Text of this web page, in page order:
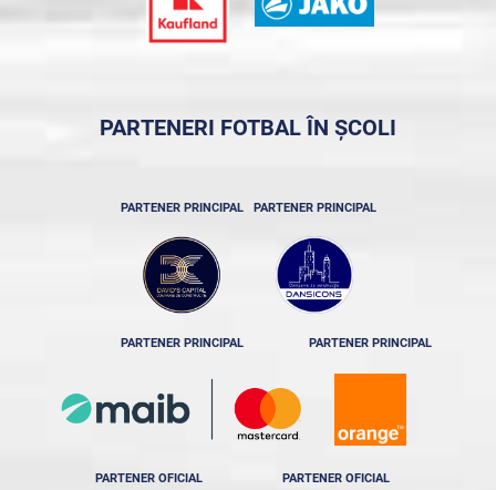
PARTENERI FOTBAL ÎN ȘCOLI
PARTENER PRINCIPAL PARTENER PRINCIPAL
PARTENER PRINCIPAL PARTENER PRINCIPAL
PARTENER OFICIAL PARTENER OFICIAL